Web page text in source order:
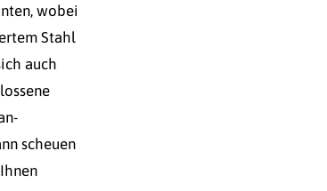
wobei
Stahl
auch
scheuen